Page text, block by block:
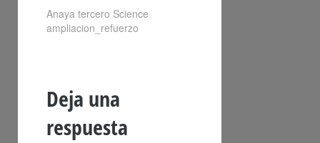
Anaya tercero Science
ampliacion_refuerzo
Deja una
respuesta